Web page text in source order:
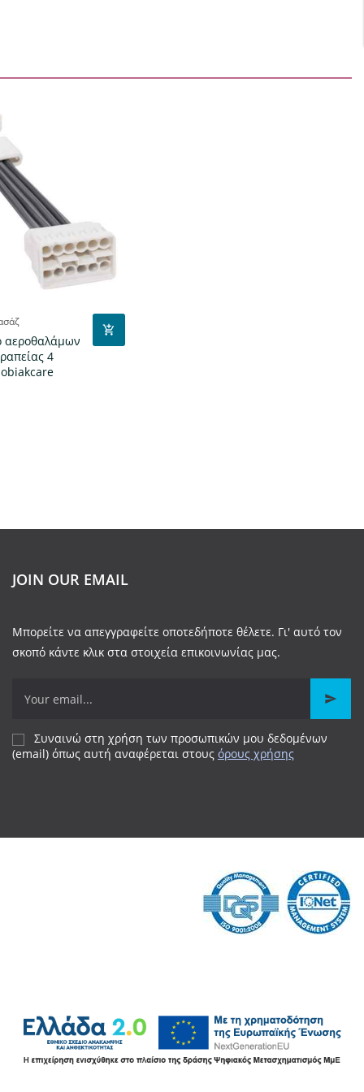
αεροθαλάμων
4
JOIN OUR EMAIL
Μπορείτε να απεγγραφείτε οποτεδήποτε θέλετε. Γι' αυτό τον
σκοπό κάντε κλικ στα στοιχεία επικοινωνίας μας.
Συναινώ στη χρήση των προσωπικών μου δεδομένων
(email) όπως αυτή αναφέρεται στους όρους χρήσης